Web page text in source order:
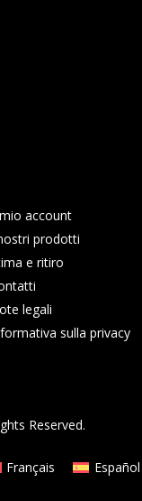
account
prodotti
e ritiro
legali
sulla privacy
Reserved.
Français Español